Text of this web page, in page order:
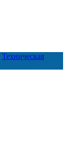
Техническая